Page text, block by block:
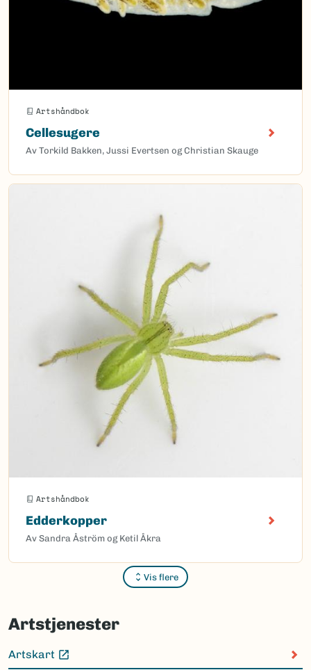
Artshåndbok
Cellesugere
Av Torkild Bakken, Jussi Evertsen og Christian Skauge
Artshåndbok
Edderkopper
Av Sandra Åström og Ketil Åkra
Vis flere
Artstjenester
Artskart
(Ekstern lenke)